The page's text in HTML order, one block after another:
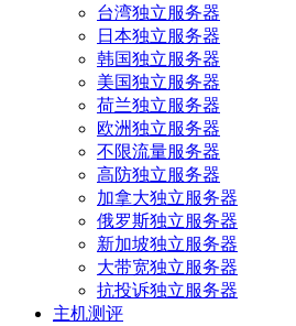
台湾独立服务器
日本独立服务器
韩国独立服务器
美国独立服务器
荷兰独立服务器
欧洲独立服务器
不限流量服务器
高防独立服务器
加拿大独立服务器
俄罗斯独立服务器
新加坡独立服务器
大带宽独立服务器
抗投诉独立服务器
主机测评